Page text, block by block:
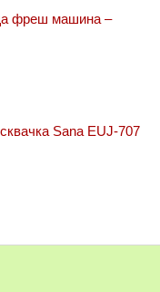
фреш машина –
Sana EUJ-707